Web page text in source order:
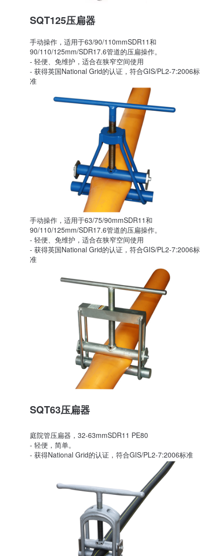
SQT125压扁器
手动操作，适用于63/90/110mmSDR11和
90/110/125mm/SDR17.6管道的压扁操作。
- 轻便、免维护，适合在狭窄空间使用
- 获得英国National Grid的认证，符合GIS/PL2-7:2006标
准
手动操作，适用于63/75/90mmSDR11和
90/110/125mm/SDR17.6管道的压扁操作。
- 轻便、免维护，适合在狭窄空间使用
- 获得英国National Grid的认证，符合GIS/PL2-7:2006标
准
SQT63压扁器
庭院管压扁器，32-63mmSDR11 PE80
- 轻便，简单。
- 获得National Grid的认证，符合GIS/PL2-7:2006标准